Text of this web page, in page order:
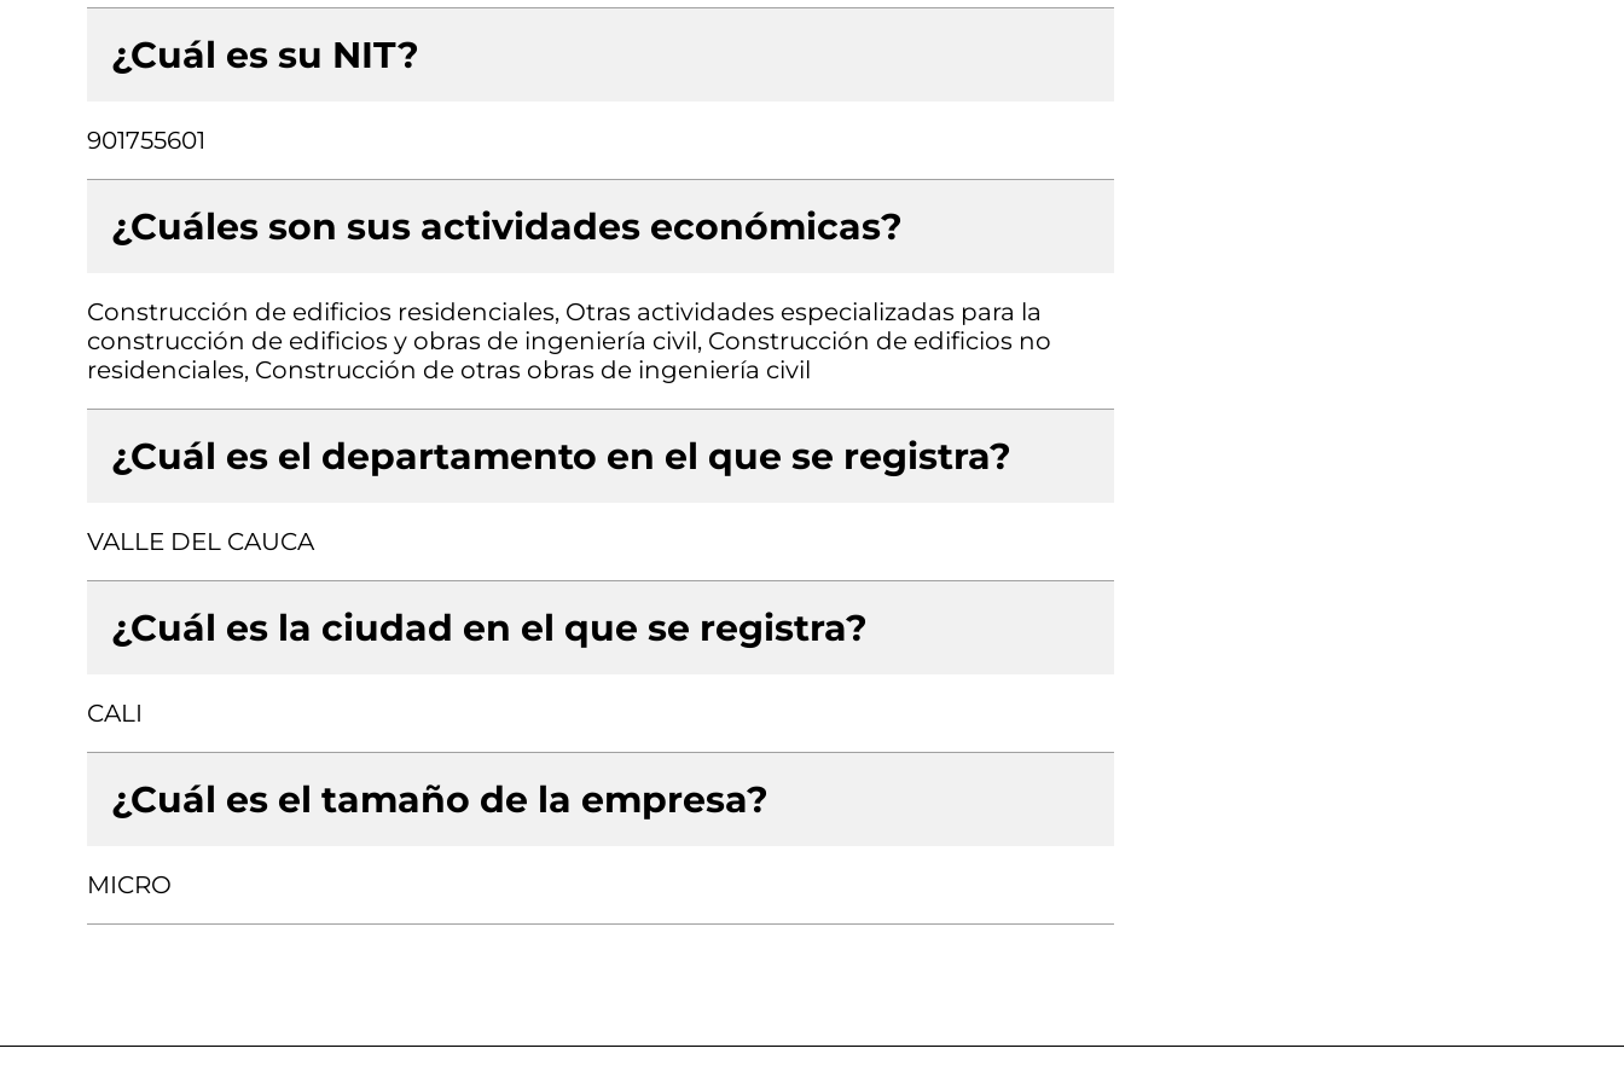
¿Cuál es su NIT?
901755601
¿Cuáles son sus actividades económicas?
Construcción de edificios residenciales, Otras actividades especializadas para la
construcción de edificios y obras de ingeniería civil, Construcción de edificios no
residenciales, Construcción de otras obras de ingeniería civil
¿Cuál es el departamento en el que se registra?
VALLE DEL CAUCA
¿Cuál es la ciudad en el que se registra?
CALI
¿Cuál es el tamaño de la empresa?
MICRO